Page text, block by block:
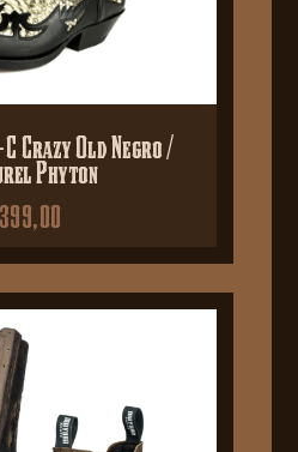
Crazy Old Negro /
Phyton
399,00